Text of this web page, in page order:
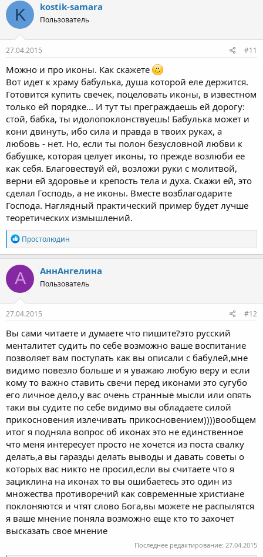
K kostik-samara
Пользователь
27.04.2015 #11
Можно и про иконы. Как скажете
Вот идет к храму бабулька, душа которой еле держится.
Готовится купить свечек, поцеловать иконы, в известном
только ей порядке... И тут ты преграждаешь ей дорогу:
стой, бабка, ты идолопоклонствуешь! Бабулька может и
кони двинуть, ибо сила и правда в твоих руках, а
любовь - нет. Но, если ты полон безусловной любви к
бабушке, которая целует иконы, то прежде возлюби ее
как себя. Благовествуй ей, возложи руки с молитвой,
верни ей здоровье и крепость тела и духа. Скажи ей, это
сделал Господь, а не иконы. Вместе возблагодарите
Господа. Наглядный практический пример будет лучше
теоретических измышлений.
Р
е
а
к
ц
и
и
:
Простолюдин
А АннАнгелина
Пользователь
27.04.2015 #12
Вы сами читаете и думаете что пишите?это русский
менталитет судить по себе возможно ваше воспитание
позволяет вам поступать как вы описали с бабулей,мне
видимо повезло больше и я уважаю любую веру и если
кому то важно ставить свечи перед иконами это сугубо
его личное дело,у вас очень странные мысли или опять
таки вы судите по себе видимо вы обладаете силой
прикосновения излечивать прикосновением))))вообщем
итог я подняла вопрос об иконах это не единственное
что меня интересует просто не хочется из поста свалку
делать,а вы гаразды делать выводы и давать советы о
которых вас никто не просил,если вы считаете что я
зациклина на иконах то вы ошибаетесь это один из
множества противоречий как современные христиане
поклоняются и чтят слово Бога,вы можете не распылятся
я ваше мнение поняла возможно еще кто то захочет
высказать свое мнение
Последнее редактирование: 27.04.2015